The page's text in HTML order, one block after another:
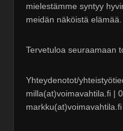
mielestämme syntyy
meidän näköistä elämää.
Tervetuloa seuraamaan
Yhteydenotot/
milla(at)voimavahtila.fi |